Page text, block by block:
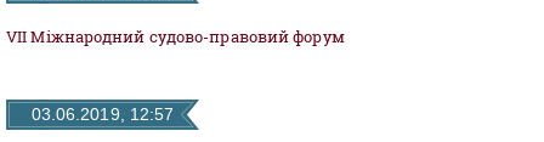
ДОКУМЕНТИ
КАНДИДАТИ ДО КСУ
VII Міжнародний судово-правовий форум
03.06.2019, 12:57